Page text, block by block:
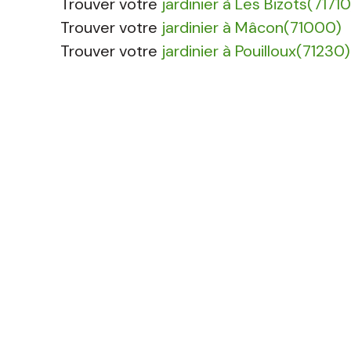
Trouver votre jardinier à Mâcon(71000)
Trouver votre jardinier à Pouilloux(71230)